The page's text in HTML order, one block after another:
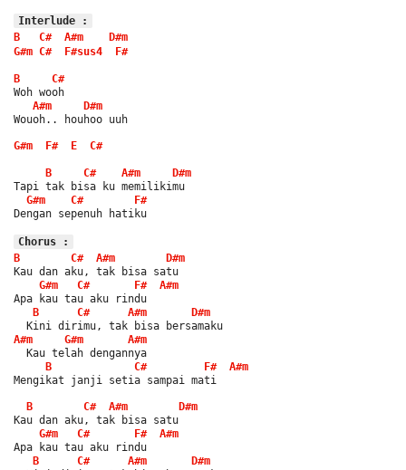
Interlude :
B
C# A#m
D#m
G#m C# F#sus4 F#
B
C#
Woh wooh
A#m
D#m
Wouoh.. houhoo uuh
G#m F# E C#
B C# A#m
D#m
Tapi tak bisa ku memilikimu
G#m
C#
F#
Dengan sepenuh hatiku
Chorus :
B
C# A#m
D#m
Kau dan aku, tak bisa satu
G#m
C# F#
A#m
Apa kau tau aku rindu
B
C# A#m
D#m
  Kini dirimu, tak bisa bersamaku
A#m
G#m
A#m
  Kau telah dengannya
B
C# F#
A#m
Mengikat janji setia sampai mati
B C# A#m
D#m
Kau dan aku, tak bisa satu
G#m
C# F#
A#m
Apa kau tau aku rindu
B
C# A#m
D#m